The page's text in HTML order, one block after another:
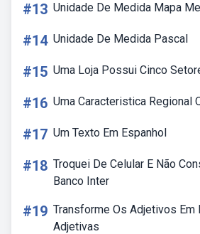
#13 Unidade De Medida Mapa
#14 Unidade De Medida Pascal
#15 Uma Loja Possui Cinco
#16 Uma Caracteristica Regional
#17 Um Texto Em Espanhol
#18 Troquei De Celular E Não
Banco Inter
#19 Transforme Os Adjetivos Em
Adjetivas